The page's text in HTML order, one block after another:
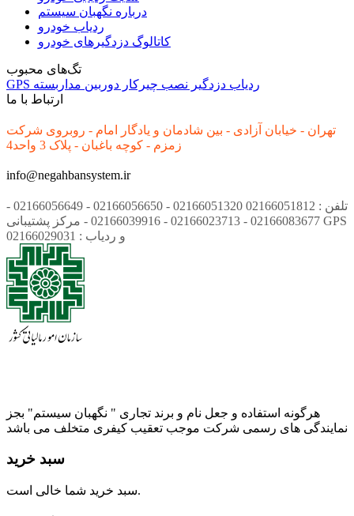
درباره نگهبان سیستم
ردیاب خودرو
کاتالوگ دزدگیرهای خودرو
تگ‌های محبوب
GPS
ردیاب دزدگیر نصب چیرکار دوربین مداربسته
ارتباط با ما
تهران - خیابان آزادی - بین شادمان و یادگار امام - روبروی شرکت
زمزم - کوچه باغبان - پلاک 3 واحد4
info@negahbansystem.ir
تلفن : 02166051812 02166051320 - 02166056650 - 02166056649 -
02166083677 - 02166023713 - 02166039916 - مرکز پشتیبانی GPS
و ردیاب : 02166029031
هرگونه استفاده و جعل نام و برند تجاری " نگهبان سیستم" بجز
نمایندگی های رسمی شرکت موجب تعقیب کیفری متخلف می باشد
سبد خرید
سبد خرید شما خالی است.